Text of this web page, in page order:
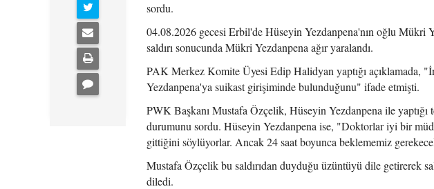
sordu.
04.08.2026 gecesi Erbil'de Hüseyin Yezdanpena'nın oğlu Mükri
saldırı sonucunda Mükri Yezdanpena ağır yaralandı.
PAK Merkez Komite Üyesi Edip Halidyan yaptığı açıklamada,
Yezdanpena'ya suikast girişiminde bulunduğunu" ifade etmişti.
PWK Başkanı Mustafa Özçelik, Hüseyin Yezdanpena ile
durumunu sordu. Hüseyin Yezdanpena ise, "Doktorlar iyi bir
gittiğini söylüyorlar. Ancak 24 saat boyunca beklememiz
Mustafa Özçelik bu saldırıdan duyduğu üzüntüyü dile getirerek
diledi.